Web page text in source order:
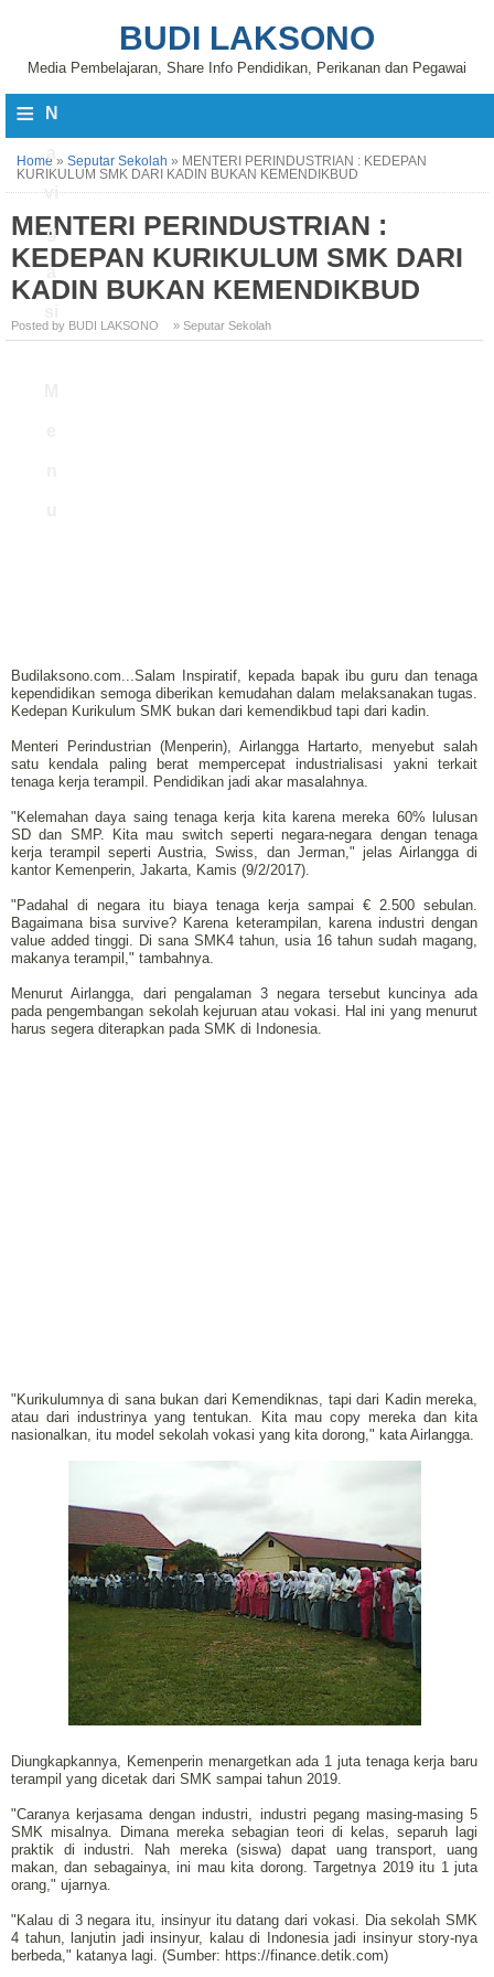
BUDI LAKSONO
Media Pembelajaran, Share Info Pendidikan, Perikanan dan Pegawai
≡ N
vi
g
a
Home » Seputar Sekolah » MENTERI PERINDUSTRIAN : KEDEPAN
KURIKULUM SMK DARI KADIN BUKAN KEMENDIKBUD
MENTERI PERINDUSTRIAN :
KEDEPAN KURIKULUM SMK DARI
KADIN BUKAN KEMENDIKBUD
Posted by BUDI LAKSONO » Seputar Sekolah
Budilaksono.com...Salam Inspiratif, kepada bapak ibu guru dan tenaga
kependidikan semoga diberikan kemudahan dalam melaksanakan tugas.
Kedepan Kurikulum SMK bukan dari kemendikbud tapi dari kadin.
Menteri Perindustrian (Menperin), Airlangga Hartarto, menyebut salah
satu kendala paling berat mempercepat industrialisasi yakni terkait
tenaga kerja terampil. Pendidikan jadi akar masalahnya.
"Kelemahan daya saing tenaga kerja kita karena mereka 60% lulusan
SD dan SMP. Kita mau switch seperti negara-negara dengan tenaga
kerja terampil seperti Austria, Swiss, dan Jerman," jelas Airlangga di
kantor Kemenperin, Jakarta, Kamis (9/2/2017).
"Padahal di negara itu biaya tenaga kerja sampai € 2.500 sebulan.
Bagaimana bisa survive? Karena keterampilan, karena industri dengan
value added tinggi. Di sana SMK4 tahun, usia 16 tahun sudah magang,
makanya terampil," tambahnya.
Menurut Airlangga, dari pengalaman 3 negara tersebut kuncinya ada
pada pengembangan sekolah kejuruan atau vokasi. Hal ini yang menurut
harus segera diterapkan pada SMK di Indonesia.
"Kurikulumnya di sana bukan dari Kemendiknas, tapi dari Kadin mereka,
atau dari industrinya yang tentukan. Kita mau copy mereka dan kita
nasionalkan, itu model sekolah vokasi yang kita dorong," kata Airlangga.
Diungkapkannya, Kemenperin menargetkan ada 1 juta tenaga kerja baru
terampil yang dicetak dari SMK sampai tahun 2019.
"Caranya kerjasama dengan industri, industri pegang masing-masing 5
SMK misalnya. Dimana mereka sebagian teori di kelas, separuh lagi
praktik di industri. Nah mereka (siswa) dapat uang transport, uang
makan, dan sebagainya, ini mau kita dorong. Targetnya 2019 itu 1 juta
orang," ujarnya.
"Kalau di 3 negara itu, insinyur itu datang dari vokasi. Dia sekolah SMK
4 tahun, lanjutin jadi insinyur, kalau di Indonesia jadi insinyur story-nya
berbeda," katanya lagi. (Sumber: https://finance.detik.com)